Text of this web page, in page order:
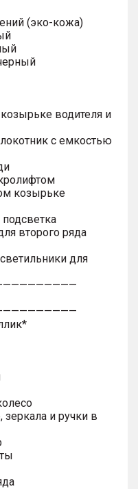
(эко-кожа)
водителя и
с емкостью
козырьке
второго ряда
для
и ручки в